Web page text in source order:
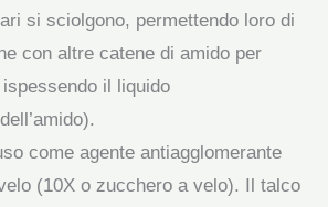
si sciolgono, permettendo loro di
con altre catene di amido per
il liquido
come agente antiagglomerante
(10X o zucchero a velo). Il talco